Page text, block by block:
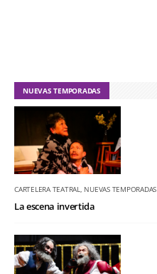
NUEVAS TEMPORADAS
CARTELERA TEATRAL NUEVAS TEMPORADAS
La escena invertida